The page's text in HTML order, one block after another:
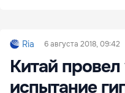
Ria 6 августа 2018, 09:42
Китай
испытание